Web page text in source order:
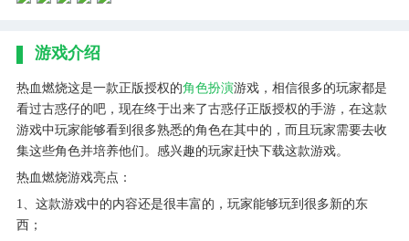
游戏介绍
热血燃烧这是一款正版授权的角色扮演游戏，相信很多的玩家都是
看过古惑仔的吧，现在终于出来了古惑仔正版授权的手游，在这款
游戏中玩家能够看到很多熟悉的角色在其中的，而且玩家需要去收
集这些角色并培养他们。感兴趣的玩家赶快下载这款游戏。
热血燃烧游戏亮点：
1、这款游戏中的内容还是很丰富的，玩家能够玩到很多新的东
西；